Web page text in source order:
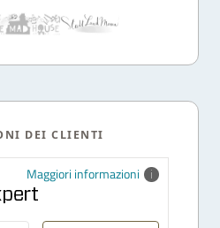
DEI CLIENTI
Maggiori informazioni